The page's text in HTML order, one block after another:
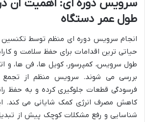
سرویس دوره ای: اهمیت آن
طول عمر دستگاه
انجام سرویس دوره ای منظم توسط
حیاتی ترین اقدامات برای حفظ سلامت و
طول سرویس، کمپرسور، کویل ها، فن ها، و
بررسی می شوند. سرویس منظم از تجمع
فرسودگی قطعات جلوگیری کرده و به حفظ
کاهش مصرف انرژی کمک شایانی می کند.
شناسایی و رفع مشکلات کوچک پیش از